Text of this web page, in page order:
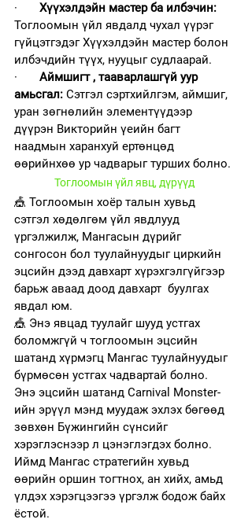
· Хүүхэлдэйн мастер ба илбэчин:
Тоглоомын үйл явдалд чухал үүрэг
гүйцэтгэдэг Хүүхэлдэйн мастер болон
илбэчдийн түүх, нууцыг судлаарай.
· Аймшигт , тааварлашгүй уур
амьсгал: Сэтгэл сэртхийлгэм, аймшиг,
уран зөгнөлийн элементүүдээр
дүүрэн Викторийн үеийн багт
наадмын харанхуй ертөнцөд
өөрийнхөө ур чадварыг турших болно.
Тоглоомын үйл явц, дүрүүд
🎪 Тоглоомын хоёр талын хувьд
сэтгэл хөдөлгөм үйл явдлууд
үргэлжилж, Мангасын дүрийг
сонгосон бол туулайнуудыг циркийн
эцсийн дээд давхарт хүрэхгэлгүйгээр
барьж аваад доод давхарт  буулгах
явдал юм.
🎪 Энэ явцад туулайг шууд устгах
боломжгүй ч тоглоомын эцсийн
шатанд хүрмэгц Мангас туулайнуудыг
бүрмөсөн устгах чадвартай болно.
Энэ эцсийн шатанд Carnival Monster-
ийн эрүүл мэнд муудаж эхлэх бөгөөд
зөвхөн Бүжингийн сүнсийг
хэрэглэснээр л цэнэглэгдэх болно.
Иймд Мангас стратегийн хувьд
өөрийн оршин тогтнох, ан хийх, амьд
үлдэх хэрэгцээгээ үргэлж бодож байх
ёстой.